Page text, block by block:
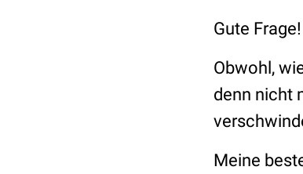
Gute
Obwohl,
denn nicht
Meine